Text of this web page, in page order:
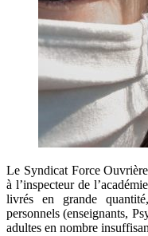
Le Syndicat Force
à l’inspecteur de
livrés en grande
personnels (enseignants,
adultes en nombre